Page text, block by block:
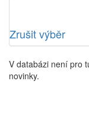
Zrušit výběr
V databázi není pro
novinky.